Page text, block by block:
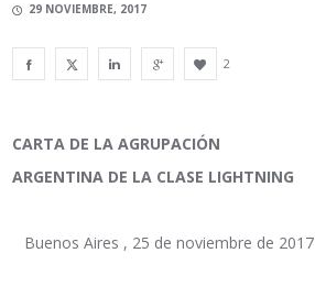
29 NOVIEMBRE, 2017
2
CARTA DE LA AGRUPACIÓN
ARGENTINA DE LA CLASE LIGHTNING
Buenos Aires , 25 de noviembre de 2017